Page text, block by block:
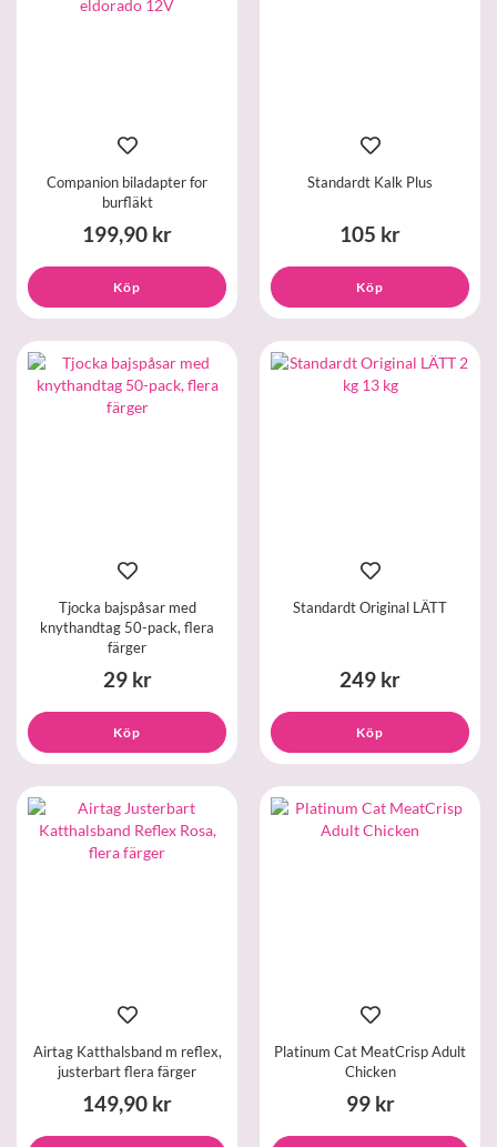
Companion biladapter for
burfläkt
199,90 kr
Köp
Standardt Kalk Plus
105 kr
Köp
Tjocka bajspåsar med
knythandtag 50-pack, flera
färger
29 kr
Köp
Standardt Original LÄTT
249 kr
Köp
Airtag Katthalsband m reflex,
justerbart flera färger
149,90 kr
Platinum Cat MeatCrisp Adult
Chicken
99 kr